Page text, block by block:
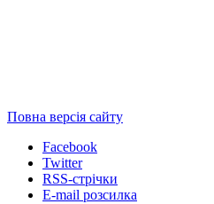
Повна версія сайту
Facebook
Twitter
RSS-стрічки
E-mail розсилка